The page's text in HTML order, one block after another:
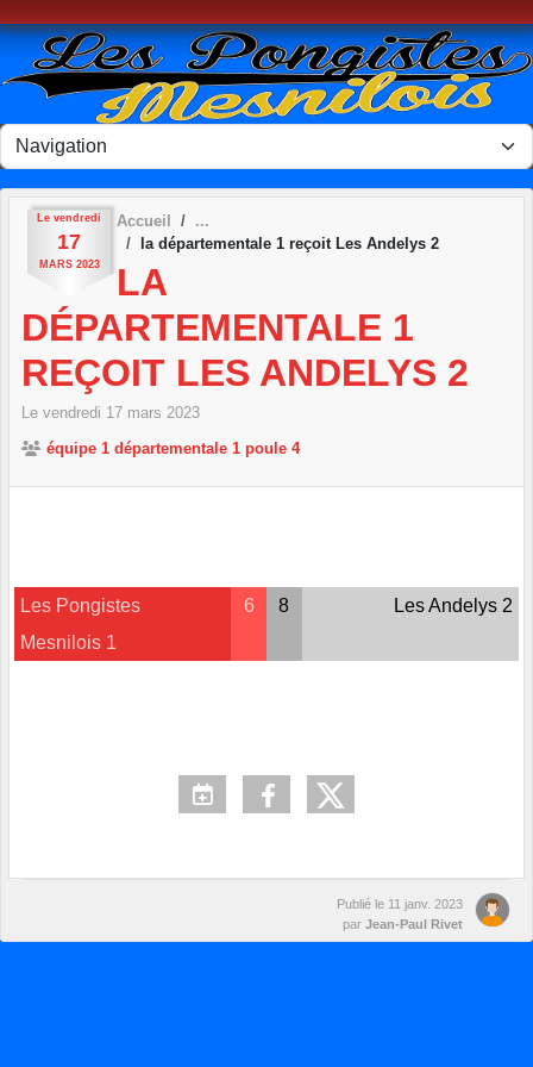
Le vendredi
17
MARS 2023
Accueil
la départementale 1 reçoit Les Andelys 2
LA
DÉPARTEMENTALE 1
REÇOIT LES ANDELYS 2
Le vendredi 17 mars 2023
équipe 1 départementale 1 poule 4
Les Pongistes
Mesnilois 1
6 8 Les Andelys 2
Publié le 11 janv. 2023
par Jean-Paul Rivet